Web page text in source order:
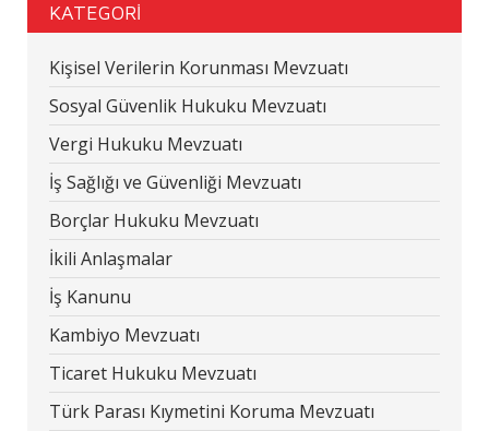
KATEGORİ
Kişisel Verilerin Korunması Mevzuatı
Sosyal Güvenlik Hukuku Mevzuatı
Vergi Hukuku Mevzuatı
İş Sağlığı ve Güvenliği Mevzuatı
Borçlar Hukuku Mevzuatı
İkili Anlaşmalar
İş Kanunu
Kambiyo Mevzuatı
Ticaret Hukuku Mevzuatı
Türk Parası Kıymetini Koruma Mevzuatı